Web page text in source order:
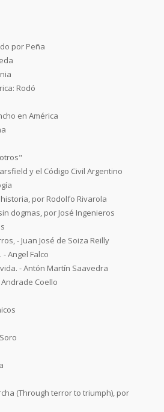
por Peña
Rodó
en América
y el Código Civil Argentino
por Rodolfo Rivarola
dogmas, por José Ingenieros
- Juan José de Soiza Reilly
Angel Falco
- Antón Martín Saavedra
Coello
(Through terror to triumph), por